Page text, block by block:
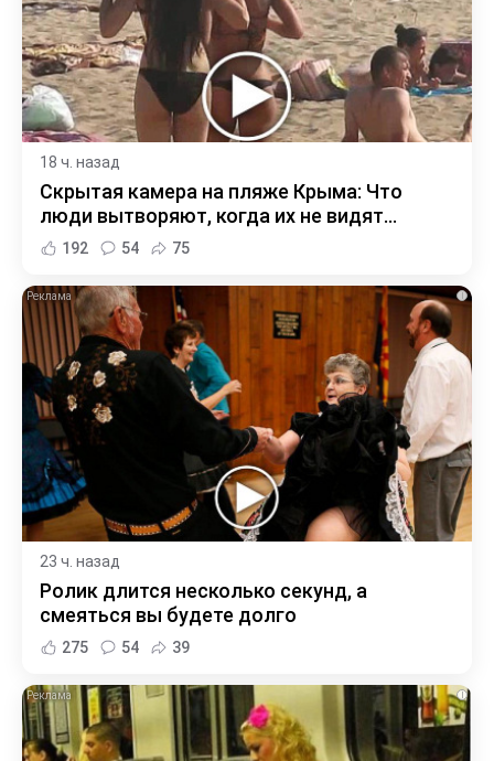
18 ч. назад
Скрытая камера на пляже Крыма: Что
люди вытворяют, когда их не видят...
192 54 75
i
23 ч. назад
Ролик длится несколько секунд, а
смеяться вы будете долго
275 54 39
i